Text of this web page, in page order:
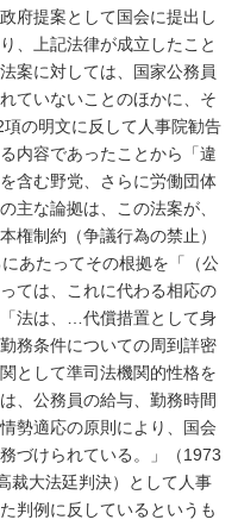
府提案として国会に提出し
、上記法律が成立したこと
案に対しては、国家公務員
ていないことのほかに、そ
の明文に反して人事院勧告
内容であったことから「違
含む野党、さらに労働団体
主な論拠は、この法案が、
権制約（争議行為の禁止）
あたってその根拠を「（公
ては、これに代わる相応の
法は、…代償措置として身
務条件についての周到詳密
として準司法機関的性格を
、公務員の給与、勤務時間
勢適応の原則により、国会
づけられている。」（1973
裁大法廷判決）として人事
判例に反しているというも